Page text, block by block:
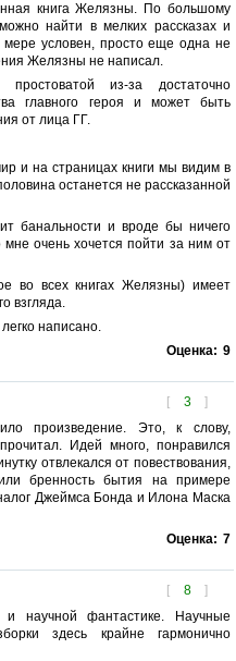
книга Желязны. По большому
найти в мелких рассказах и
мере условен, просто еще одна не
Желязны не написал.
из-за достаточно
главного героя и может быть
от лица ГГ.
и на страницах книги мы видим в
останется не рассказанной
банальности и вроде бы ничего
очень хочется пойти за ним от
во всех книгах Желязны) имеет
взгляда.
написано.
Оценка: 9
[ 3 ]
произведение. Это, к слову,
Идей много, понравился
отвлекался от повествования,
бренность бытия на примере
Джеймса Бонда и Илона Маска
Оценка: 7
[ 8 ]
научной фантастике. Научные
здесь крайне гармонично